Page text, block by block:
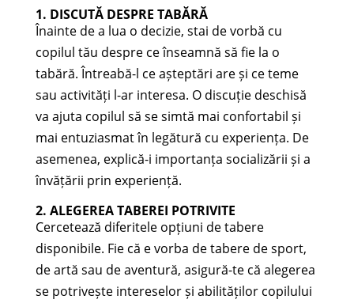
1. DISCUTĂ DESPRE TABĂRĂ
Înainte de a lua o decizie, stai de vorbă cu
copilul tău despre ce înseamnă să fie la o
tabără. Întreabă-l ce așteptări are și ce teme
sau activități l-ar interesa. O discuție deschisă
va ajuta copilul să se simtă mai confortabil și
mai entuziasmat în legătură cu experiența. De
asemenea, explică-i importanța socializării și a
învățării prin experiență.
2. ALEGEREA TABEREI POTRIVITE
Cercetează diferitele opțiuni de tabere
disponibile. Fie că e vorba de tabere de sport,
de artă sau de aventură, asigură-te că alegerea
se potrivește intereselor și abilităților copilului